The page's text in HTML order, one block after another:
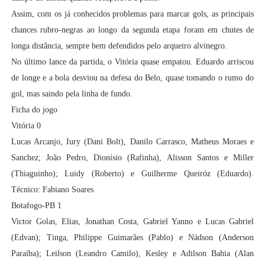
Assim, com os já conhecidos problemas para marcar gols, as principais
chances rubro-negras ao longo da segunda etapa foram em chutes de
longa distância, sempre bem defendidos pelo arqueiro alvinegro.
No último lance da partida, o Vitória quase empatou. Eduardo arriscou
de longe e a bola desviou na defesa do Belo, quase tomando o rumo do
gol, mas saindo pela linha de fundo.
Ficha do jogo
Vitória 0
Lucas Arcanjo, Iury (Dani Bolt), Danilo Carrasco, Matheus Moraes e
Sanchez; João Pedro, Dionísio (Rafinha), Alisson Santos e Miller
(Thiaguinho); Luidy (Roberto) e Guilherme Queiróz (Eduardo).
Técnico: Fabiano Soares
Botafogo-PB 1
Victor Golas, Elias, Jonathan Costa, Gabriel Yanno e Lucas Gabriel
(Edvan); Tinga, Philippe Guimarães (Pablo) e Nádson (Anderson
Paraíba); Leilson (Leandro Camilo), Kesley e Adilson Bahia (Alan